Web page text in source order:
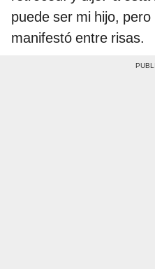
puede ser mi hijo, pero
manifestó entre risas.